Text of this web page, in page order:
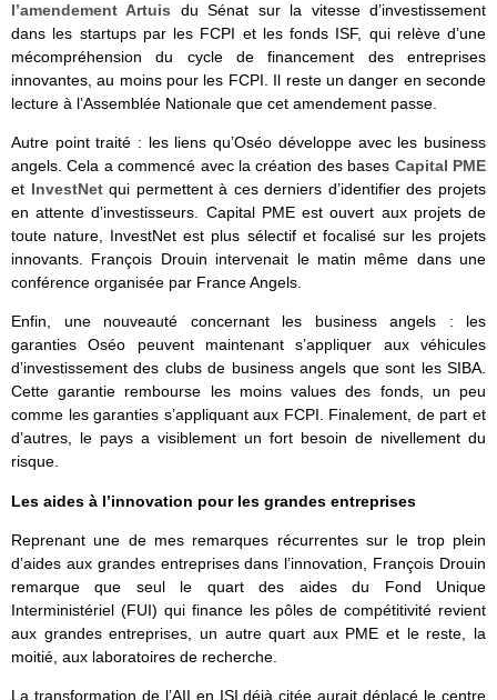
l’amendement Artuis du Sénat sur la vitesse d’investissement
dans les startups par les FCPI et les fonds ISF, qui relève d’une
mécompréhension du cycle de financement des entreprises
innovantes, au moins pour les FCPI. Il reste un danger en seconde
lecture à l’Assemblée Nationale que cet amendement passe.
Autre point traité : les liens qu’Oséo développe avec les business
angels. Cela a commencé avec la création des bases Capital PME
et InvestNetqui permettent à ces derniers d’identifier des projets
en attente d’investisseurs. Capital PME est ouvert aux projets de
toute nature, InvestNet est plus sélectif et focalisé sur les projets
innovants. François Drouin intervenait le matin même dans une
conférence organisée par France Angels.
Enfin, une nouveauté concernant les business angels : les
garanties Oséo peuvent maintenant s’appliquer aux véhicules
d’investissement des clubs de business angels que sont les SIBA.
Cette garantie rembourse les moins values des fonds, un peu
comme les garanties s’appliquant aux FCPI. Finalement, de part et
d’autres, le pays a visiblement un fort besoin de nivellement du
risque.
Les aides à l’innovation pour les grandes entreprises
Reprenant une de mes remarques récurrentes sur le trop plein
d’aides aux grandes entreprises dans l’innovation, François Drouin
remarque que seul le quart des aides du Fond Unique
Interministériel (FUI) qui finance les pôles de compétitivité revient
aux grandes entreprises, un autre quart aux PME et le reste, la
moitié, aux laboratoires de recherche.
La transformation de l’AII en ISI déjà citée aurait déplacé le centre